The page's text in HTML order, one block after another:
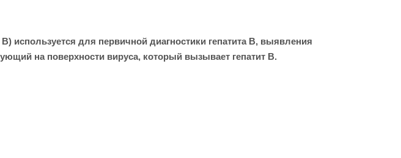
используется для первичной диагностики гепатита B, выявления
на поверхности вируса, который вызывает гепатит B.